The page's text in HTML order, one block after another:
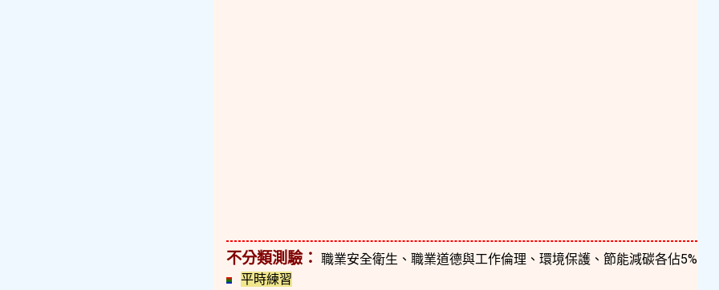
不分類測驗： 職業安全衛生、職業道德與工作倫理、環境保護、節能減碳各佔5%
平時練習